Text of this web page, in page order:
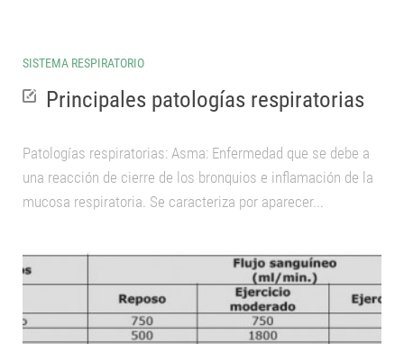
SISTEMA RESPIRATORIO
Principales patologías respiratorias
Patologías respiratorias: Asma: Enfermedad que se debe a
una reacción de cierre de los bronquios e inflamación de la
mucosa respiratoria. Se caracteriza por aparecer...